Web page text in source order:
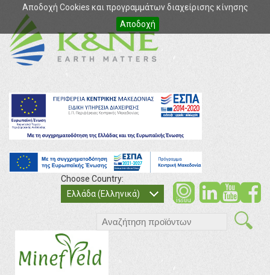
Αποδοχή Cookies και προγραμμάτων διαχείρισης κίνησης
Αποδοχή
Choose Country:
Ελλάδα (Ελληνικά)